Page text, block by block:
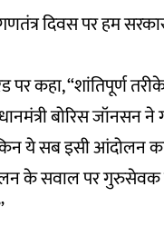
दिवस पर हम
कहा, “शांतिपूर्ण
बोरिस जॉनसन
ये सब इसी आंदोलन
के सवाल पर गुरुसेवक